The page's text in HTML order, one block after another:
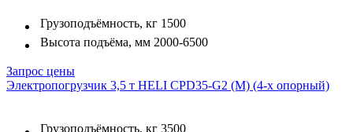
Грузоподъёмность, кг 1500
Высота подъёма, мм 2000-6500
Запрос цены
Электропогрузчик 3,5 т HELI CPD35-G2 (M) (4-х опорный)
Грузоподъёмность, кг 3500